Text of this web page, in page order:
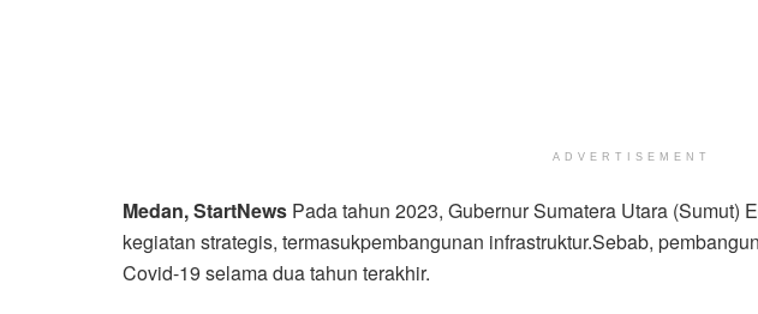
ADVERTISEMENT
Medan, StartNews Pada tahun 2023, Gubernur Sumatera Utara (Sumut)
kegiatan strategis, termasukpembangunan infrastruktur.Sebab,
Covid-19 selama dua tahun terakhir.